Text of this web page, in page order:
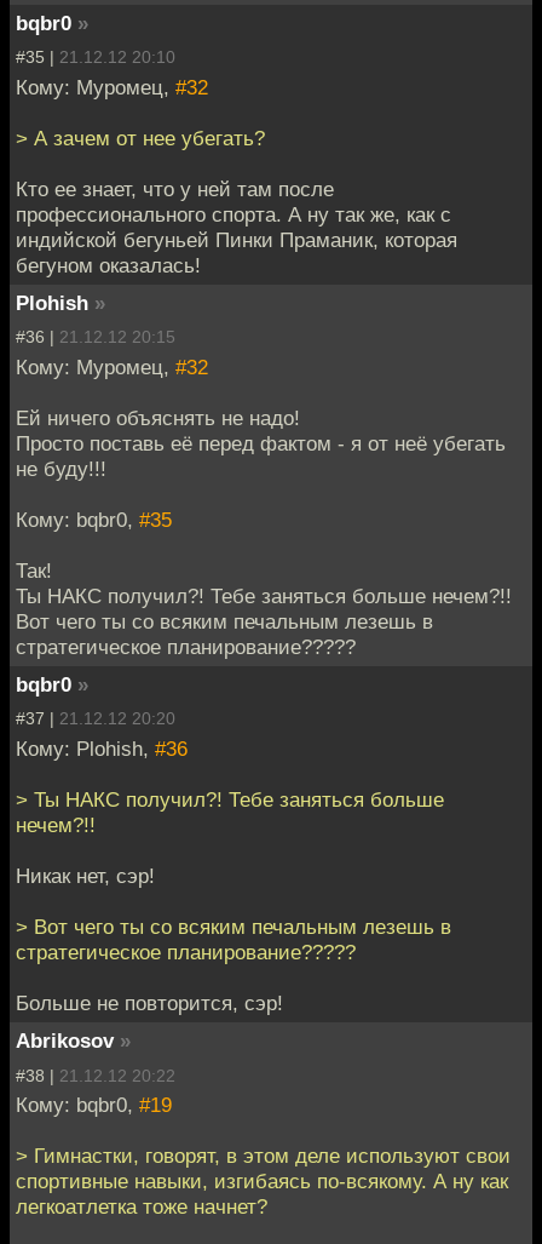
bqbr0 »
#35 | 21.12.12 20:10
Кому: Муромец, #32
> А зачем от нее убегать?
Кто ее знает, что у ней там после
профессионального спорта. А ну так же, как с
индийской бегуньей Пинки Праманик, которая
бегуном оказалась!
Plohish »
#36 | 21.12.12 20:15
Кому: Муромец, #32
Ей ничего объяснять не надо!
Просто поставь её перед фактом - я от неё убегать
не буду!!!
Кому: bqbr0, #35
Так!
Ты НАКС получил?! Тебе заняться больше нечем?!!
Вот чего ты со всяким печальным лезешь в
стратегическое планирование?????
bqbr0 »
#37 | 21.12.12 20:20
Кому: Plohish, #36
> Ты НАКС получил?! Тебе заняться больше
нечем?!!
Никак нет, сэр!
> Вот чего ты со всяким печальным лезешь в
стратегическое планирование?????
Больше не повторится, сэр!
Abrikosov »
#38 | 21.12.12 20:22
Кому: bqbr0, #19
> Гимнастки, говорят, в этом деле используют свои
спортивные навыки, изгибаясь по-всякому. А ну как
легкоатлетка тоже начнет?